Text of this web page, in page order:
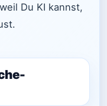
Du KI kannst,